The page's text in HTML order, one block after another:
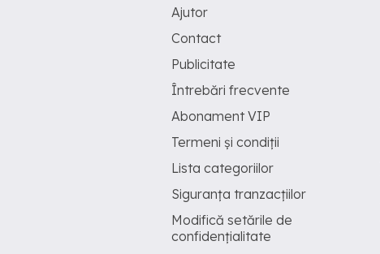
Ajutor
Contact
Publicitate
Întrebări frecvente
Abonament VIP
Termeni și condiții
Lista categoriilor
Siguranța tranzacțiilor
Modifică setările de
confidențialitate